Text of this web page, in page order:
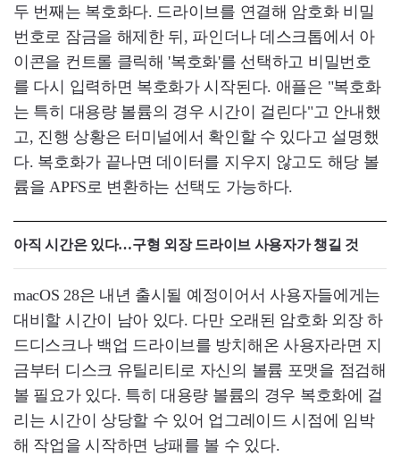
두 번째는 복호화다. 드라이브를 연결해 암호화 비밀
번호로 잠금을 해제한 뒤, 파인더나 데스크톱에서 아
이콘을 컨트롤 클릭해 '복호화'를 선택하고 비밀번호
를 다시 입력하면 복호화가 시작된다. 애플은 "복호화
는 특히 대용량 볼륨의 경우 시간이 걸린다"고 안내했
고, 진행 상황은 터미널에서 확인할 수 있다고 설명했
다. 복호화가 끝나면 데이터를 지우지 않고도 해당 볼
륨을 APFS로 변환하는 선택도 가능하다.
아직 시간은 있다…구형 외장 드라이브 사용자가 챙길 것
macOS 28은 내년 출시될 예정이어서 사용자들에게는
대비할 시간이 남아 있다. 다만 오래된 암호화 외장 하
드디스크나 백업 드라이브를 방치해온 사용자라면 지
금부터 디스크 유틸리티로 자신의 볼륨 포맷을 점검해
볼 필요가 있다. 특히 대용량 볼륨의 경우 복호화에 걸
리는 시간이 상당할 수 있어 업그레이드 시점에 임박
해 작업을 시작하면 낭패를 볼 수 있다.